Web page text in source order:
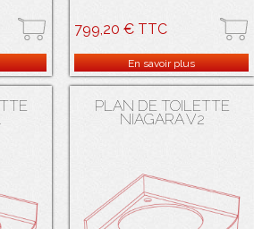
® Cuve
trop-
799,20 € TTC
galbé en résine de synthèse
SALAMANDRE ® Cuve en résine de
synthèse SALAMANDRE® blanche
avec trop-plein.
En savoir plus
PLAN DE TOILETTE
NIAGARA V2